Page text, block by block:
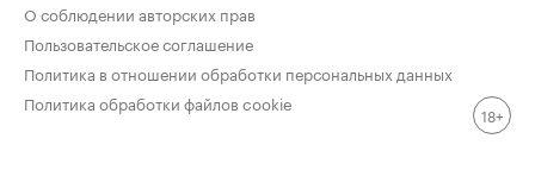
О соблюдении авторских прав
Пользовательское соглашение
Политика в отношении обработки персональных данных
Политика обработки файлов cookie
18+